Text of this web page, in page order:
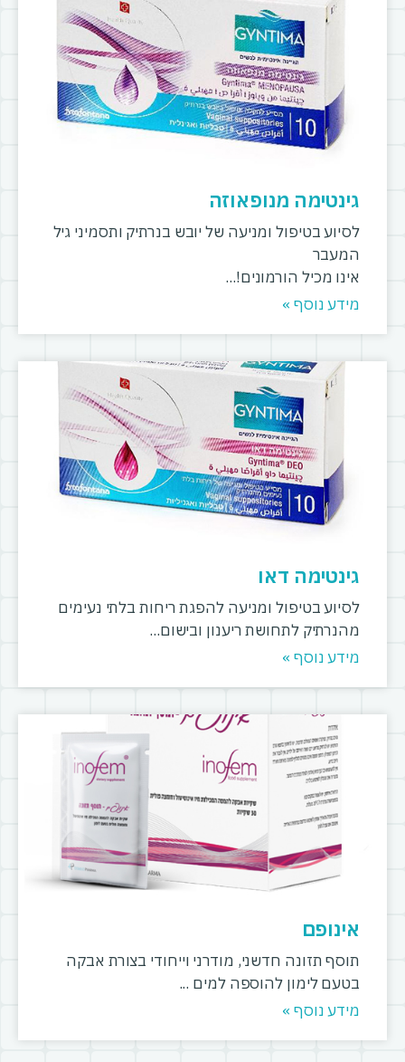
גינטימה מנופאוזה
לסיוע בטיפול ומניעה של יובש בנרתיק ותסמיני גיל
המעבר
אינו מכיל הורמונים!
מידע נוסף »
גינטימה דאו
לסיוע בטיפול ומניעה להפגת ריחות בלתי נעימים
מהנרתיק לתחושת ריענון ובישום
מידע נוסף »
אינופם
תוסף תזונה חדשני, מודרני וייחודי בצורת אבקה
בטעם לימון להוספה למים
מידע נוסף »